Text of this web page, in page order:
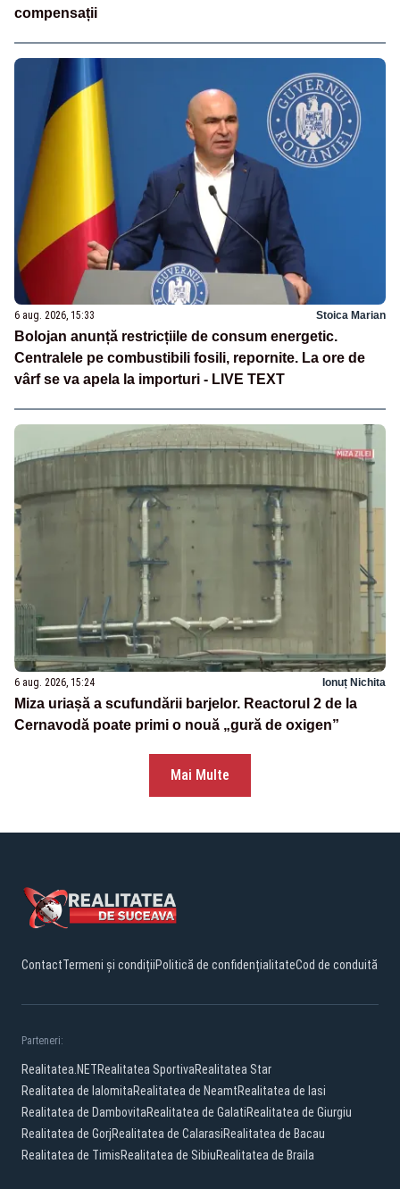
compensații
6 aug. 2026, 15:33 Stoica Marian
Bolojan anunță restricțiile de consum energetic.
Centralele pe combustibili fosili, repornite. La ore de
vârf se va apela la importuri - LIVE TEXT
6 aug. 2026, 15:24 Ionuț Nichita
Miza uriașă a scufundării barjelor. Reactorul 2 de la
Cernavodă poate primi o nouă „gură de oxigen”
Mai Multe
ContactTermeni și condițiiPolitică de confidențialitateCod de conduită
Parteneri:
Realitatea.NETRealitatea SportivaRealitatea Star
Realitatea de IalomitaRealitatea de NeamtRealitatea de Iasi
Realitatea de DambovitaRealitatea de GalatiRealitatea de Giurgiu
Realitatea de GorjRealitatea de CalarasiRealitatea de Bacau
Realitatea de TimisRealitatea de SibiuRealitatea de Braila